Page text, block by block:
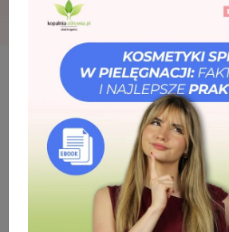
Kosmetyki Twarz
Maska do twarzy
Maska
Maska wygładzająca do twarzy Cukier